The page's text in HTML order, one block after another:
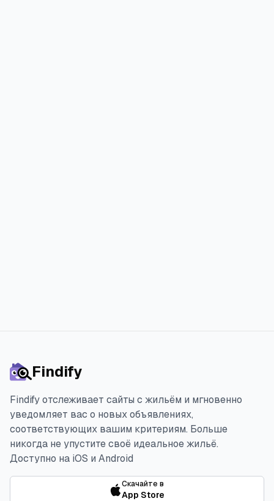
Findify
Findify отслеживает сайты с жильём и мгновенно
уведомляет вас о новых объявлениях,
соответствующих вашим критериям. Больше
никогда не упустите своё идеальное жильё.
Доступно на iOS и Android
Скачайте в
App Store